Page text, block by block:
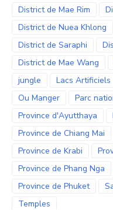
District de Mae Rim
District de Nuea Khlong
District de Saraphi
District de Mae Wang
jungle
Lacs Artificiels
Ou Manger
Parc
Province d'Ayutthaya
Province de Chiang Mai
Province de Krabi
Province de Phang Nga
Province de Phuket
Temples